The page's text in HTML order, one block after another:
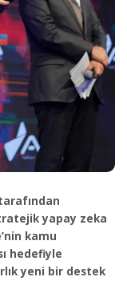
yapay zeka
kamu
hedefiyle
yeni bir destek